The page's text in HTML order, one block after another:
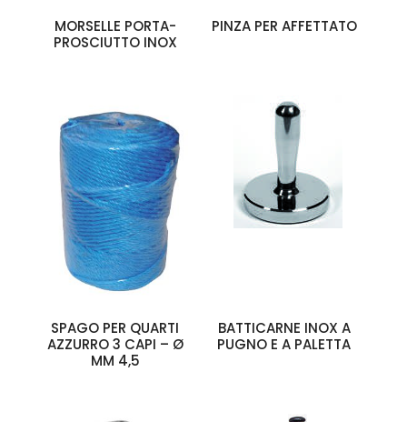
MORSELLE PORTA-
PROSCIUTTO INOX
PINZA PER AFFETTATO
SPAGO PER QUARTI
AZZURRO 3 CAPI – Ø
MM 4,5
BATTICARNE INOX A
PUGNO E A PALETTA